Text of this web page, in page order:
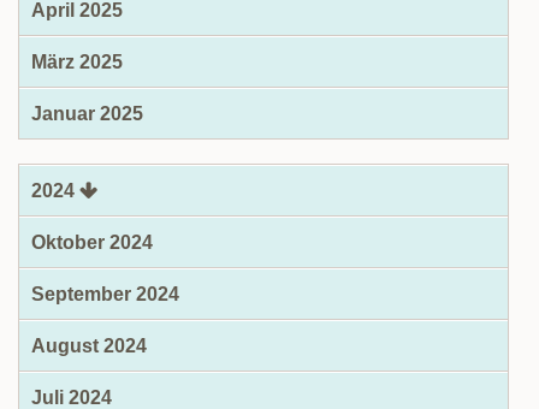
April 2025
März 2025
Januar 2025
2024
Oktober 2024
September 2024
August 2024
Juli 2024